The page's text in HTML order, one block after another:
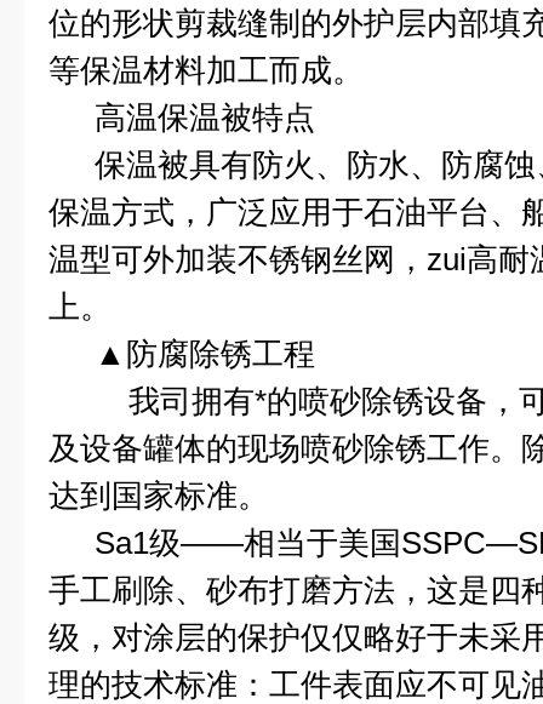
位的形状剪裁缝制的外护层内部填
等保温材料加工而成。
高温保温被特点
保温被具有防火、防水、防腐
保温方式，广泛应用于石油平台、
温型可外加装不锈钢丝网，zui高耐
上。
▲防腐除锈工程
我司拥有*的喷砂除锈设备，
及设备罐体的现场喷砂除锈工作。
达到国家标准。
Sa1级——相当于美国
手工刷除、砂布打磨方法，这是四
级，对涂层的保护仅仅略好于未采
理的技术标准：工件表面应不可见